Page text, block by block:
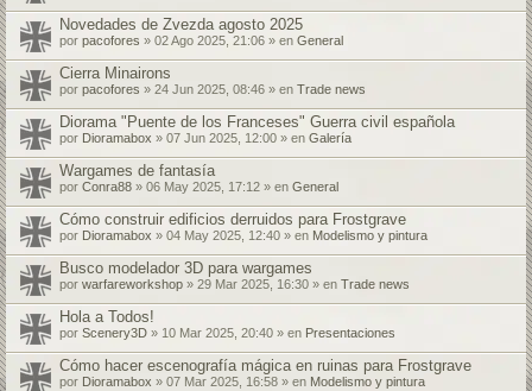
Novedades de Zvezda agosto 2025
por pacofores » 02 Ago 2025, 21:06 » en General
Cierra Minairons
por pacofores » 24 Jun 2025, 08:46 » en Trade news
Diorama "Puente de los Franceses" Guerra civil española
por Dioramabox » 07 Jun 2025, 12:00 » en Galería
Wargames de fantasía
por Conra88 » 06 May 2025, 17:12 » en General
Cómo construir edificios derruidos para Frostgrave
por Dioramabox » 04 May 2025, 12:40 » en Modelismo y pintura
Busco modelador 3D para wargames
por warfareworkshop » 29 Mar 2025, 16:30 » en Trade news
Hola a Todos!
por Scenery3D » 10 Mar 2025, 20:40 » en Presentaciones
Cómo hacer escenografía mágica en ruinas para Frostgrave
por Dioramabox » 07 Mar 2025, 16:58 » en Modelismo y pintura